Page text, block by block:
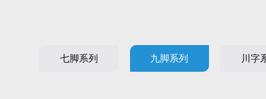
七脚系列 九脚系列 川字